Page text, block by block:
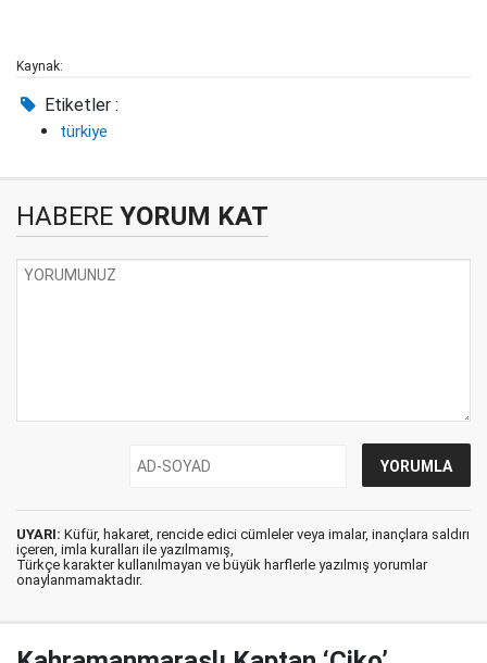
Kaynak:
Etiketler :
türkiye
HABERE YORUM KAT
UYARI: Küfür, hakaret, rencide edici cümleler veya imalar, inançlara saldırı
içeren, imla kuralları ile yazılmamış,
Türkçe karakter kullanılmayan ve büyük harflerle yazılmış yorumlar
onaylanmamaktadır.